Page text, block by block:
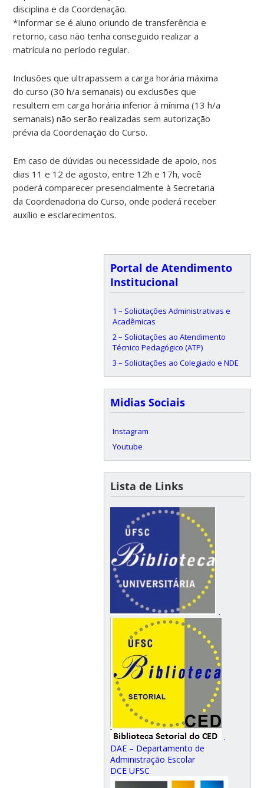
disciplina e da Coordenação.
*Informar se é aluno oriundo de transferência e
retorno, caso não tenha conseguido realizar a
matrícula no período regular.
Inclusões que ultrapassem a carga horária máxima
do curso (30 h/a semanais) ou exclusões que
resultem em carga horária inferior à mínima (13 h/a
semanais) não serão realizadas sem autorização
prévia da Coordenação do Curso.
Em caso de dúvidas ou necessidade de apoio, nos
dias 11 e 12 de agosto, entre 12h e 17h, você
poderá comparecer presencialmente à Secretaria
da Coordenadoria do Curso, onde poderá receber
auxílio e esclarecimentos.
Portal de Atendimento
Institucional
1 – Solicitações Administrativas e
Acadêmicas
2 – Solicitações ao Atendimento
Técnico Pedagógico (ATP)
3 – Solicitações ao Colegiado e NDE
Midias Sociais
Instagram
Youtube
Lista de Links
.
.
DAE – Departamento de
Administração Escolar
DCE UFSC